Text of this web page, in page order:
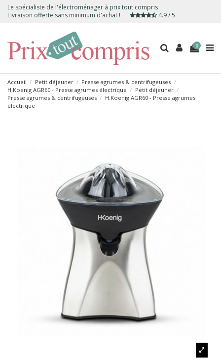
Le spécialiste de l'électroménager à prix tout compris
Livraison offerte sans minimum d'achat !
4.9 / 5
0
Accueil Petit déjeuner
Presse agrumes & centrifugeuses
H.Koenig AGR60 - Presse agrumes électrique
Petit déjeuner
Presse agrumes & centrifugeuses
H.Koenig AGR60 - Presse agrumes
électrique